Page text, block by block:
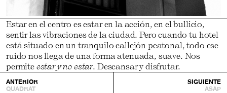
Estar en el centro es estar en la acción, en el bullicio,
sentir las vibraciones de la ciudad. Pero cuando tu hotel
está situado en un tranquilo callejón peatonal, todo ese
ruido nos llega de una forma atenuada, suave. Nos
permite estar y no estar. Descansar y disfrutar.
ANTERIOR
QUADRAT
SIGUIENTE
ASAP